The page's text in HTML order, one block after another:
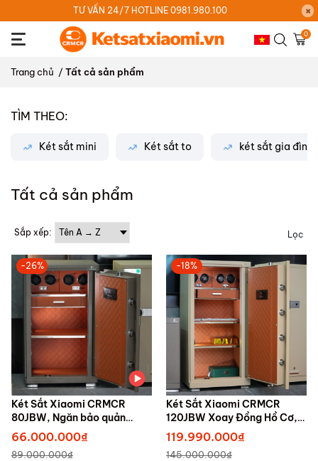
TƯ VẤN 24/7 HOTLINE 0981.980.100
0
Trang chủ / Tất cả sản phẩm
TÌM THEO:
Két sắt mini Két sắt to két sắt gia đình
Tất cả sản phẩm
Sắp xếp: Lọc
-26%
Két Sắt Xiaomi CRMCR
80JBW, Ngăn bảo quản
đồng hồ cơ, Kết Nối APP
Xiaomi Home
66.000.000₫
89.000.000₫
-18%
Két Sắt Xiaomi CRMCR
120JBW Xoay Đồng Hồ Cơ,
Chống Cháy, Kết Nối APP ĐT
119.990.000₫
145.000.000₫